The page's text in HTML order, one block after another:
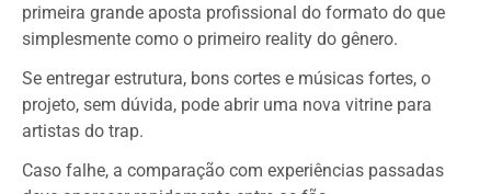
primeira grande aposta profissional do formato do que
simplesmente como o primeiro reality do gênero.
Se entregar estrutura, bons cortes e músicas fortes, o
projeto, sem dúvida, pode abrir uma nova vitrine para
artistas do trap.
Caso falhe, a comparação com experiências passadas